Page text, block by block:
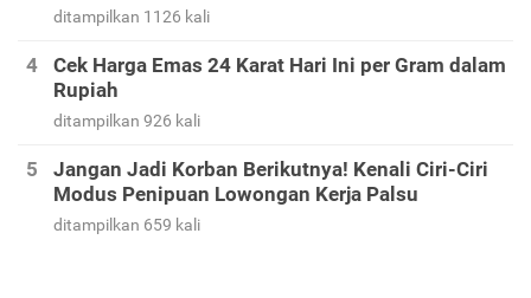
ditampilkan 1126 kali
Cek Harga Emas 24 Karat Hari Ini per Gram dalam
Rupiah
ditampilkan 926 kali
Jangan Jadi Korban Berikutnya! Kenali Ciri-Ciri
Modus Penipuan Lowongan Kerja Palsu
ditampilkan 659 kali